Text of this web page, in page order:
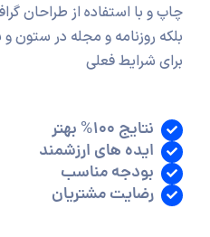
چاپ و با استفاده از طراحان
بلکه روزنامه و مجله در ستون
برای شرایط فعلی
نتایج 100% بهتر
ایده های ارزشمند
بودجه مناسب
رضایت مشتریان